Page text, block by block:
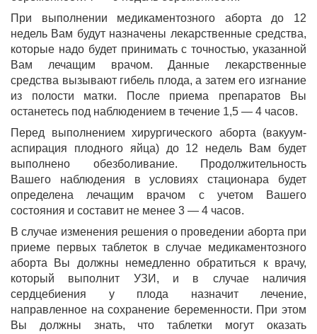
При выполнении медикаментозного аборта до 12
недель Вам будут назначены лекарственные средства,
которые надо будет принимать с точностью, указанной
Вам лечащим врачом. Данные лекарственные
средства вызывают гибель плода, а затем его изгнание
из полости матки. После приема препаратов Вы
останетесь под наблюдением в течение 1,5 — 4 часов.
Перед выполнением хирургического аборта (вакуум-
аспирация плодного яйца) до 12 недель Вам будет
выполнено обезболивание. Продолжительность
Вашего наблюдения в условиях стационара будет
определена лечащим врачом с учетом Вашего
состояния и составит не менее 3 — 4 часов.
В случае изменения решения о проведении аборта при
приеме первых таблеток в случае медикаментозного
аборта Вы должны немедленно обратиться к врачу,
который выполнит УЗИ, и в случае наличия
сердцебиения у плода назначит лечение,
направленное на сохранение беременности. При этом
Вы должны знать, что таблетки могут оказать